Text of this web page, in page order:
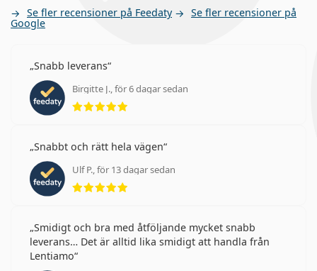
Se fler recensioner på Feedaty Se fler recensioner på
Google
Snabb leverans
Birgitte J., för 6 dagar sedan
Betyg 5 av 5
Snabbt och rätt hela vägen
Ulf P., för 13 dagar sedan
Betyg 5 av 5
Smidigt och bra med åtföljande mycket snabb
leverans… Det är alltid lika smidigt att handla från
Lentiamo